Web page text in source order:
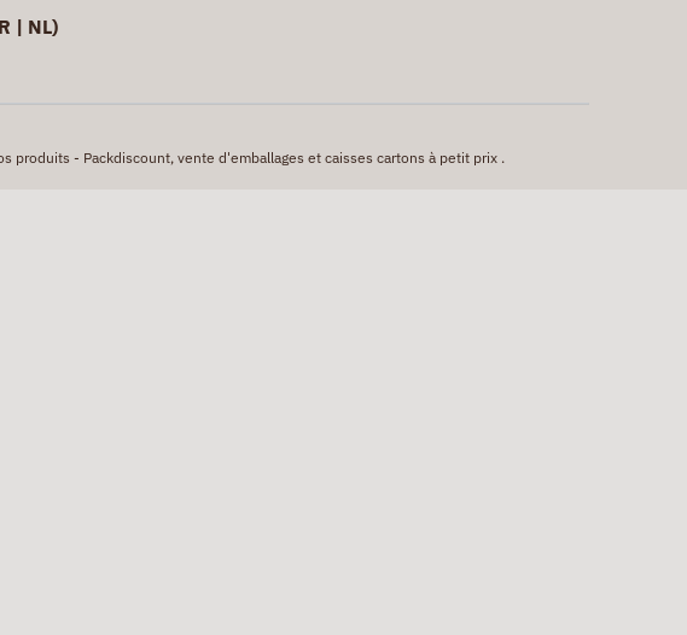
| NL)
produits - Packdiscount, vente d'emballages et caisses cartons à petit prix .